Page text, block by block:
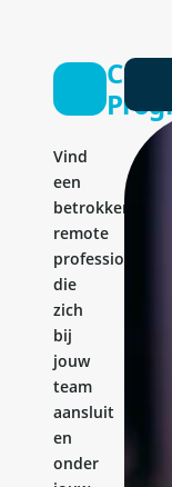
Cms
Vind
een
betrokken
remote
professional
die
zich
bij
jouw
team
aansluit
en
onder